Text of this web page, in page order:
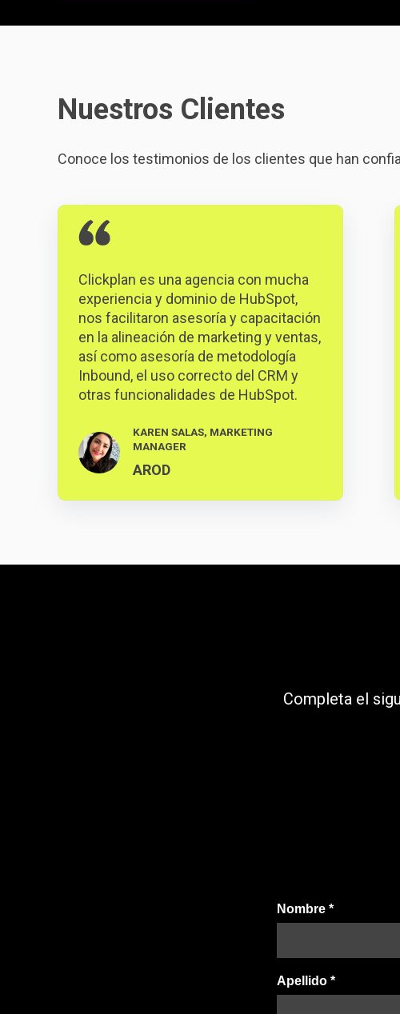
Nuestros Clientes
Conoce los testimonios de los clientes que han
Clickplan es una agencia con mucha
experiencia y dominio de HubSpot,
nos facilitaron asesoría y capacitación
en la alineación de marketing y ventas,
así como asesoría de metodología
Inbound, el uso correcto del CRM y
otras funcionalidades de HubSpot.
KAREN SALAS, MARKETING
MANAGER
AROD
Completa el
Nombre *
Apellido *